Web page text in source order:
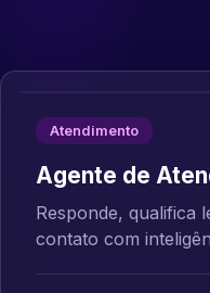
Atendimento
Agente de
Responde, qualifica
contato com